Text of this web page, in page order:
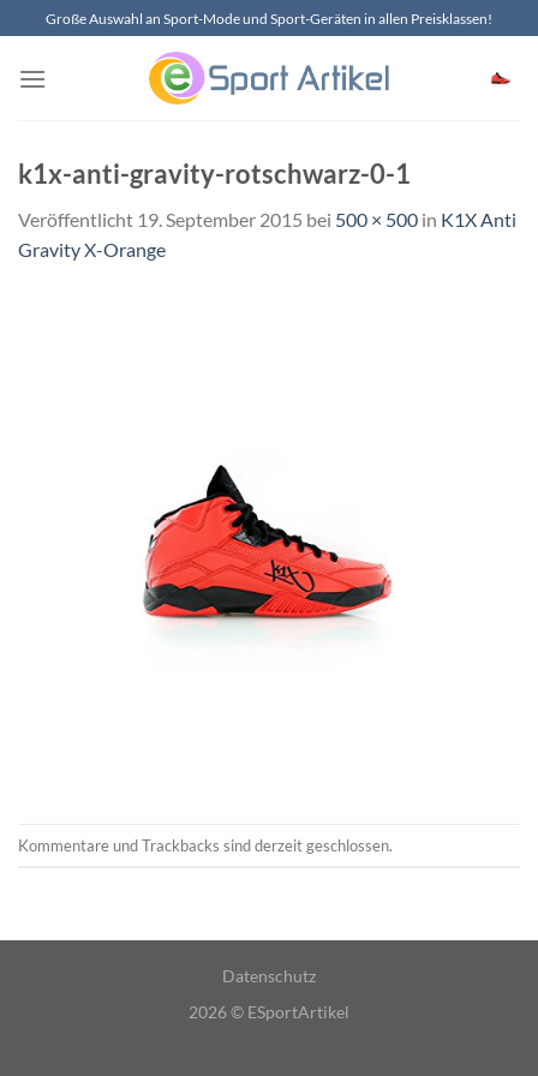
Inhalt
springen
Große Auswahl an Sport-Mode und Sport-Geräten in allen Preisklassen!
k1x-anti-gravity-rotschwarz-0-1
Veröffentlicht 19. September 2015 bei 500 × 500 in K1X Anti
Gravity X-Orange
Kommentare und Trackbacks sind derzeit geschlossen.
Datenschutz
2026 © ESportArtikel